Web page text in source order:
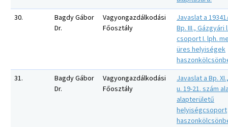
30.
Bagdy Gábor
Dr.
Vagyongazdálkodási
Főosztály
Javaslat a
Bp. III.,
csoport I. lph.
üres helyiségek
31.
Bagdy Gábor
Dr.
Vagyongazdálkodási
Főosztály
Javaslat a Bp.
u. 19-21. szám
alapterületű
helyiségcsoport